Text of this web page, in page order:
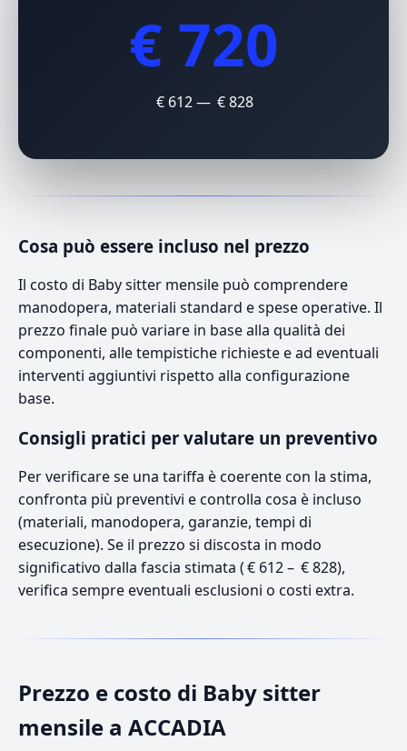
€ 720
€ 612 — € 828
Cosa può essere incluso nel prezzo
Il costo di Baby sitter mensile può comprendere
manodopera, materiali standard e spese operative. Il
prezzo finale può variare in base alla qualità dei
componenti, alle tempistiche richieste e ad eventuali
interventi aggiuntivi rispetto alla configurazione
base.
Consigli pratici per valutare un preventivo
Per verificare se una tariffa è coerente con la stima,
confronta più preventivi e controlla cosa è incluso
(materiali, manodopera, garanzie, tempi di
esecuzione). Se il prezzo si discosta in modo
significativo dalla fascia stimata ( € 612 – € 828),
verifica sempre eventuali esclusioni o costi extra.
Prezzo e costo di Baby sitter
mensile a ACCADIA